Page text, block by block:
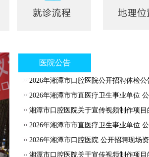
医院公告
2026年湘潭市口腔医院公开招聘体检公
2026年湘潭市市直医疗卫生事业单位
湘潭市口腔医院关于宣传视频制作项目
2026年湘潭市市直医疗卫生事业单位
2026年湘潭市口腔医院 公开招聘现场
湘潭市口腔医院关于宣传视频制作项目